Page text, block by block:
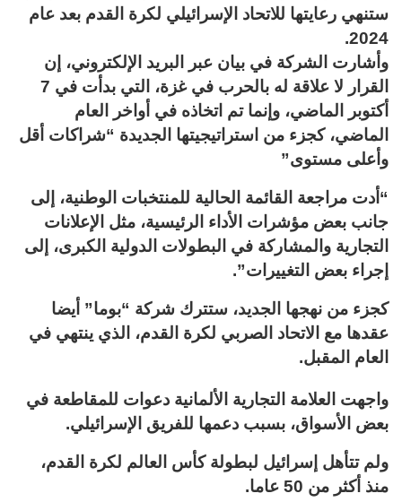
ستنهي رعايتها للاتحاد الإسرائيلي لكرة القدم ‏بعد عام
2024.‏
وأشارت الشركة في بيان عبر البريد الإلكتروني، إن
القرار لا علاقة له بالحرب في غزة، التي بدأت في 7
أكتوبر الماضي، وإنما تم اتخاذه في أواخر العام
الماضي، كجزء من استراتيجيتها الجديدة “شراكات أقل
وأعلى مستوى”
“أدت مراجعة القائمة الحالية للمنتخبات الوطنية، إلى
جانب بعض مؤشرات الأداء الرئيسية، مثل الإعلانات
التجارية والمشاركة في البطولات الدولية الكبرى، إلى
إجراء بعض التغييرات”.
كجزء من نهجها الجديد، ستترك شركة “بوما” أيضا
عقدها مع الاتحاد الصربي لكرة القدم، الذي ينتهي في
العام المقبل.
واجهت العلامة التجارية الألمانية دعوات للمقاطعة في
بعض الأسواق، بسبب دعمها للفريق الإسرائيلي.
ولم تتأهل إسرائيل لبطولة كأس العالم لكرة القدم،
منذ أكثر من 50 عاما.